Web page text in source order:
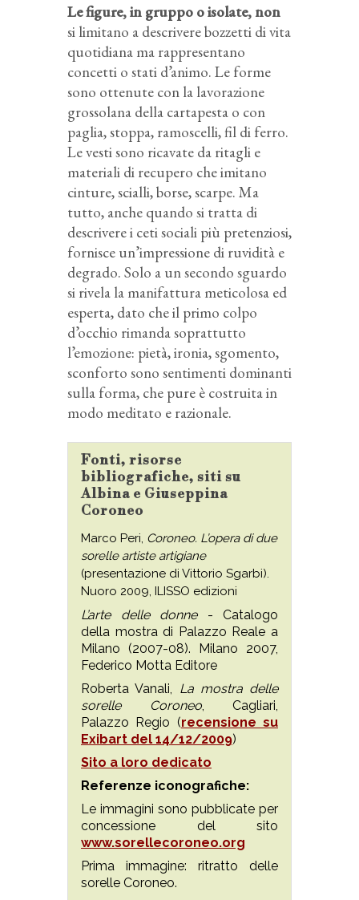
Le figure, in gruppo o isolate, non
si limitano a descrivere bozzetti di vita
quotidiana ma rappresentano
concetti o stati d’animo. Le forme
sono ottenute con la lavorazione
grossolana della cartapesta o con
paglia, stoppa, ramoscelli, fil di ferro.
Le vesti sono ricavate da ritagli e
materiali di recupero che imitano
cinture, scialli, borse, scarpe. Ma
tutto, anche quando si tratta di
descrivere i ceti sociali più pretenziosi,
fornisce un’impressione di ruvidità e
degrado. Solo a un secondo sguardo
si rivela la manifattura meticolosa ed
esperta, dato che il primo colpo
d’occhio rimanda soprattutto
l’emozione: pietà, ironia, sgomento,
sconforto sono sentimenti dominanti
sulla forma, che pure è costruita in
modo meditato e razionale.
Fonti, risorse
bibliografiche, siti su
Albina e Giuseppina
Coroneo
Marco Peri, Coroneo. L’opera di due
sorelle artiste artigiane
(presentazione di Vittorio Sgarbi).
Nuoro 2009, ILISSO edizioni
L’arte delle donne - Catalogo
della mostra di Palazzo Reale a
Milano (2007-08). Milano 2007,
Federico Motta Editore
Roberta Vanali, La mostra delle
sorelle Coroneo, Cagliari,
Palazzo Regio (recensione su
Exibart del 14/12/2009)
Sito a loro dedicato
Referenze iconografiche:
Le immagini sono pubblicate per
concessione del sito
www.sorellecoroneo.org
Prima immagine: ritratto delle
sorelle Coroneo.